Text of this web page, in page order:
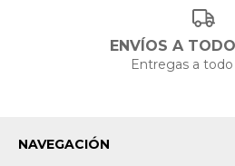
ENVÍOS A
Entregas a todo
NAVEGACIÓN